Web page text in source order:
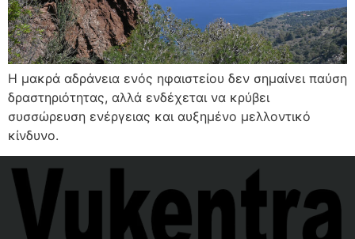
Η μακρά αδράνεια ενός ηφαιστείου δεν σημαίνει παύση
δραστηριότητας, αλλά ενδέχεται να κρύβει
συσσώρευση ενέργειας και αυξημένο μελλοντικό
κίνδυνο.